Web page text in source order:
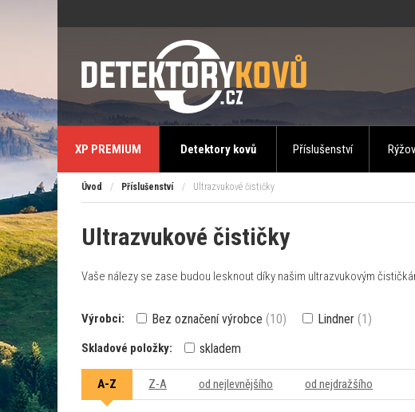
XP PREMIUM Detektory kovů Příslušenství
Úvod / Příslušenství / Ultrazvukové čističky
Ultrazvukové čističky
Vaše nálezy se zase budou lesknout díky našim ultrazvukovým
Výrobci: Bez označení výrobce (10) Lindner (1)
Skladové položky: skladem
A-Z Z-A od nejlevnějšího od nejdražšího